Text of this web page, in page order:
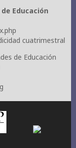
Educación
cuatrimestral
de Educación